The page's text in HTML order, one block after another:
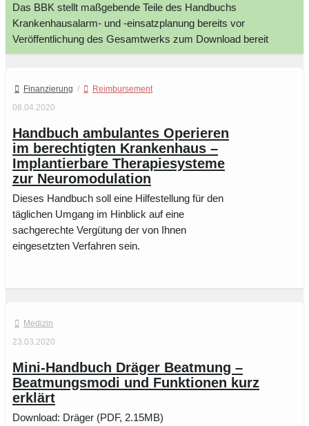
Das BBK stellt maßgebende Teile des Handbuchs
Krankenhausalarm- und -einsatzplanung bereits vor
Veröffentlichung des Gesamtwerks zum Download bereit
Finanzierung /
Reimbursement
08.04.2020
Handbuch ambulantes Operieren
im berechtigten Krankenhaus –
Implantierbare Therapiesysteme
zur Neuromodulation
Dieses Handbuch soll eine Hilfestellung für den
täglichen Umgang im Hinblick auf eine
sachgerechte Vergütung der von Ihnen
eingesetzten Verfahren sein.
Medizin
23.03.2020
Mini-Handbuch Dräger Beatmung –
Beatmungsmodi und Funktionen kurz
erklärt
Download: Dräger (PDF, 2.15MB)